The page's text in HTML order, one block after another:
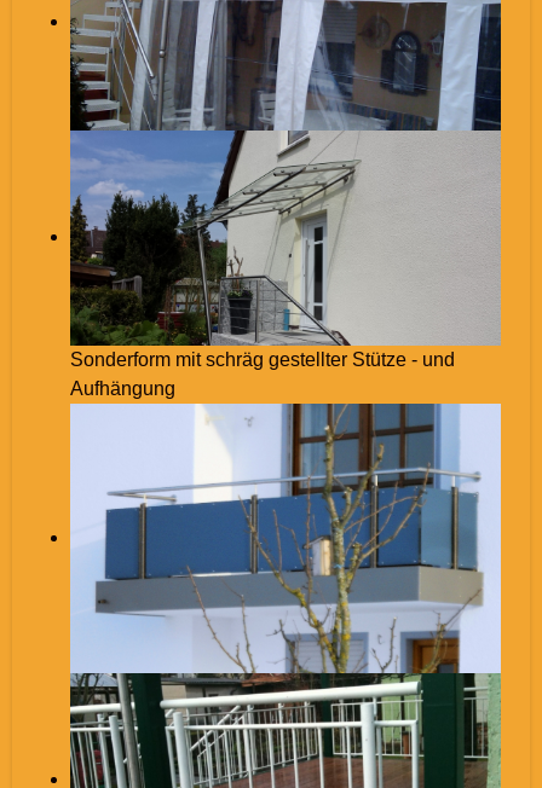
Sonderform mit schräg gestellter Stütze - und
Aufhängung